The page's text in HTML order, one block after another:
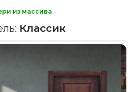
из массива
Классик